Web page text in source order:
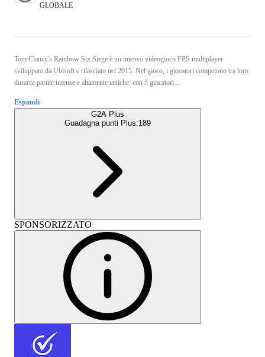
GLOBALE
Tom Clancy's Rainbow Six Siege è un intenso videogioco FPS multiplayer
sviluppato da Ubisoft e rilasciato nel 2015. Nel gioco, i giocatori competono tra loro
durante partite intense e altamente tattiche, con 5 giocatori ...
Espandi
G2A Plus
Guadagna punti Plus:189
SPONSORIZZATO